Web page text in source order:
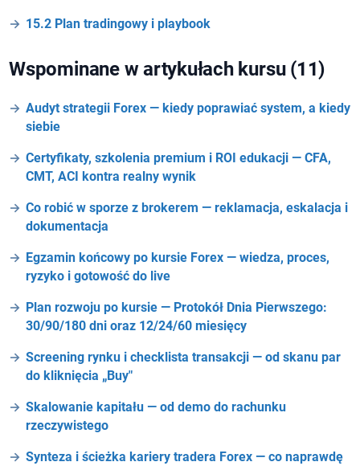
15.2 Plan tradingowy i playbook
Wspominane w artykułach kursu (11)
Audyt strategii Forex — kiedy poprawiać system, a kiedy
siebie
Certyfikaty, szkolenia premium i ROI edukacji — CFA,
CMT, ACI kontra realny wynik
Co robić w sporze z brokerem — reklamacja, eskalacja i
dokumentacja
Egzamin końcowy po kursie Forex — wiedza, proces,
ryzyko i gotowość do live
Plan rozwoju po kursie — Protokół Dnia Pierwszego:
30/90/180 dni oraz 12/24/60 miesięcy
Screening rynku i checklista transakcji — od skanu par
do kliknięcia „Buy"
Skalowanie kapitału — od demo do rachunku
rzeczywistego
Synteza i ścieżka kariery tradera Forex — co naprawdę